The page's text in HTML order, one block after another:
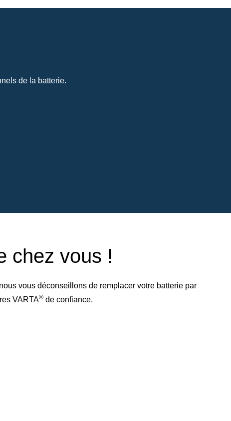
de la batterie.
chez vous !
vous déconseillons de remplacer votre batterie par
VARTA® de confiance.